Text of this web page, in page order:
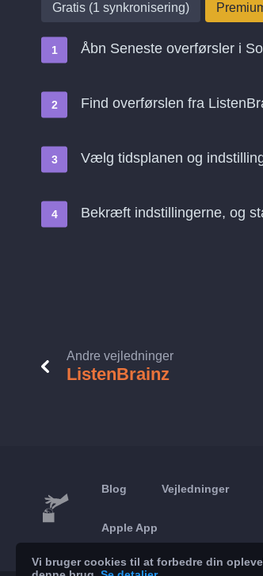
Gratis (1 synkronisering)
Åbn Seneste overførsler i
Find overførslen fra
Vælg tidsplanen og
Bekræft indstillingerne, og
Andre vejledninger
ListenBrainz
Blog Vejledninger
Apple App
Vi bruger cookies til at forbedre din